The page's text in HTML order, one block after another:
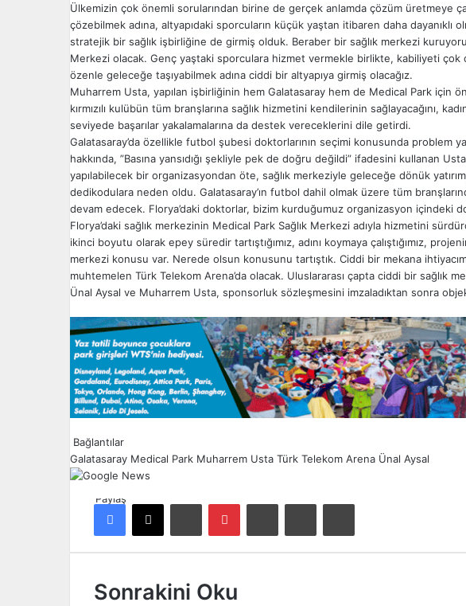
Ülkemizin çok önemli sorularından birine de gerçek anlamda çözüm üretmeye
çözebilmek adına, altyapıdaki sporcuların küçük yaştan itibaren daha dayanıklı
stratejik bir sağlık işbirliğine de girmiş olduk. Beraber bir sağlık merkezi
Merkezi olacak. Genç yaştaki sporculara hizmet vermekle birlikte, kabiliyeti çok
özenle geleceğe taşıyabilmek adına ciddi bir altyapıya girmiş olacağız.
Muharrem Usta, yapılan işbirliğinin hem Galatasaray hem de Medical Park için
kırmızılı kulübün tüm branşlarına sağlık hizmetini kendilerinin sağlayacağını,
seviyede başarılar yakalamalarına da destek vereceklerini dile getirdi.
Galatasaray’da özellikle futbol şubesi doktorlarının seçimi konusunda problem
hakkında, ”Basına yansıdığı şekliyle pek de doğru değildi” ifadesini kullanan
yapılabilecek bir organizasyondan öte, sağlık merkeziyle geleceğe dönük
dedikodulara neden oldu. Galatasaray’ın futbol dahil olmak üzere tüm
devam edecek. Florya’daki doktorlar, bizim kurduğumuz organizasyon içindeki
Florya’daki sağlık merkezinin Medical Park Sağlık Merkezi adıyla hizmetini
ikinci boyutu olarak epey süredir tartıştığımız, adını koymaya çalıştığımız,
merkezi konusu var. Nerede olsun konusunu tartıştık. Ciddi bir mekana
muhtemelen Türk Telekom Arena’da olacak. Uluslararası çapta ciddi bir sağlık
Ünal Aysal ve Muharrem Usta, sponsorluk sözleşmesini imzaladıktan sonra
Bağlantılar
Galatasaray Medical Park Muharrem Usta Türk Telekom Arena Ünal Aysal
Paylaş
Sonrakini Oku